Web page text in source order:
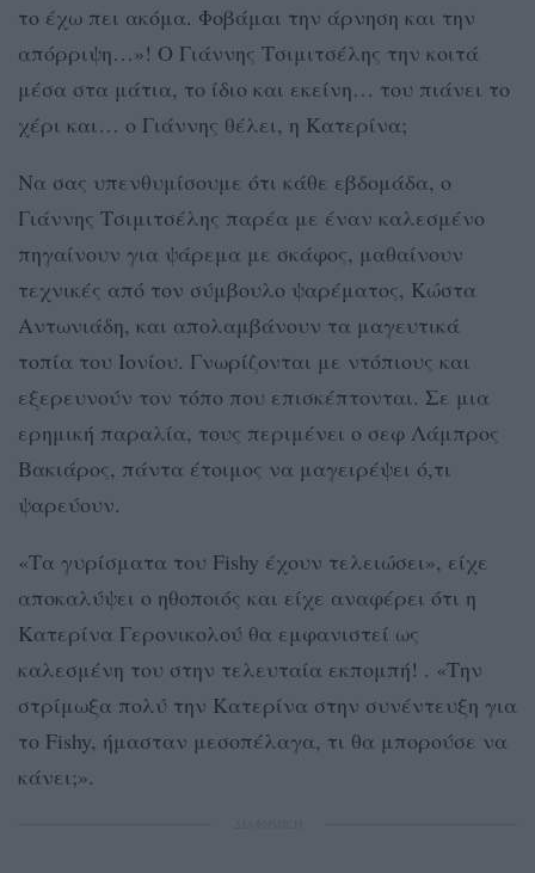
το έχω πει ακόμα. Φοβάμαι την άρνηση και την
απόρριψη…»! Ο Γιάννης Τσιμιτσέλης την κοιτά
μέσα στα μάτια, το ίδιο και εκείνη… του πιάνει το
χέρι και… ο Γιάννης θέλει, η Κατερίνα;
Να σας υπενθυμίσουμε ότι κάθε εβδομάδα, ο
Γιάννης Τσιμιτσέλης παρέα με έναν καλεσμένο
πηγαίνουν για ψάρεμα με σκάφος, μαθαίνουν
τεχνικές από τον σύμβουλο ψαρέματος, Κώστα
Αντωνιάδη, και απολαμβάνουν τα μαγευτικά
τοπία του Ιονίου. Γνωρίζονται με ντόπιους και
εξερευνούν τον τόπο που επισκέπτονται. Σε μια
ερημική παραλία, τους περιμένει ο σεφ Λάμπρος
Βακιάρος, πάντα έτοιμος να μαγειρέψει ό,τι
ψαρεύουν.
«Τα γυρίσματα του Fishy έχουν τελειώσει», είχε
αποκαλύψει ο ηθοποιός και είχε αναφέρει ότι η
Κατερίνα Γερονικολού θα εμφανιστεί ως
καλεσμένη του στην τελευταία εκπομπή! . «Την
στρίμωξα πολύ την Κατερίνα στην συνέντευξη για
το Fishy, ήμασταν μεσοπέλαγα, τι θα μπορούσε να
κάνει;».